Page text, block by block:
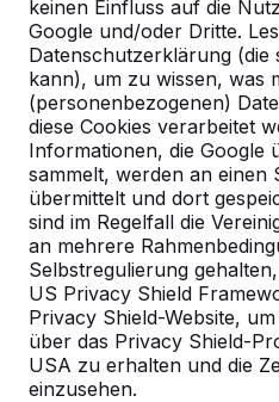
keinen Einfluss auf die
Google und/oder Dritte.
Datenschutzerklärung (die
kann), um zu wissen, was
(personenbezogenen)
diese Cookies verarbeitet
Informationen, die Google
sammelt, werden an einen
übermittelt und dort
sind im Regelfall die
an mehrere
Selbstregulierung
US Privacy Shield
Privacy Shield-Website,
über das Privacy Shield-
USA zu erhalten und die
einzusehen.
Unsere Schüler sind
dass das Wetter in
Verweilen einlädt. Sobald
zulässt werden wir
Außerdem möchten wir
berichten, dass die
Schulleitung begeistert
waren, der mit viel
Souveränität unseren
die Picknickset
Stelle gebracht hat.
Wir hatten schon
machen müssen. Kurz
begeistert und werden
Referenzen
Unsere Produkte finden
und darüber hinaus.
ein HeBlad-Produkt in
Produkt
Alles anzeigen